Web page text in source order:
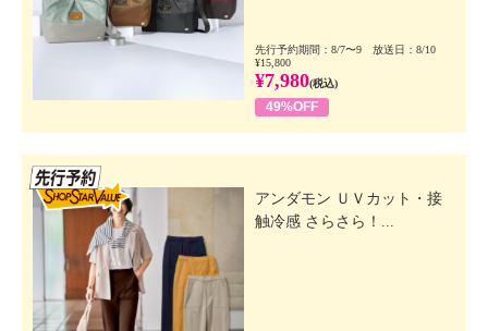
先行予約期間：8/7〜9 放送日：8/10
¥15,800
¥7,980(税込)
49%OFF
アンダモン ＵＶカット・接
触冷感 さらさら！...